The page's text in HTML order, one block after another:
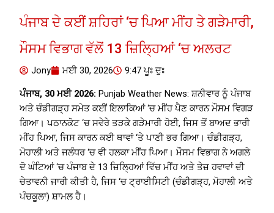
ਪੰਜਾਬ ਦੇ ਕਈਂ ਸ਼ਹਿਰਾਂ ‘ਚ ਪਿਆ ਮੀਂਹ ਤੇ ਗੜੇਮਾਰੀ,
ਮੌਸਮ ਵਿਭਾਗ ਵੱਲੋਂ 13 ਜ਼ਿਲ੍ਹਿਆਂ ‘ਚ ਅਲਰਟ
Jony ਮਈ 30, 2026 9:47 ਪੂਃ ਦੁਃ
ਪੰਜਾਬ, 30 ਮਈ 2026: Punjab Weather News: ਸ਼ਨੀਵਾਰ ਨੂੰ ਪੰਜਾਬ
ਅਤੇ ਚੰਡੀਗੜ੍ਹ ਸਮੇਤ ਕਈਂ ਇਲਾਕਿਆਂ ‘ਚ ਮੀਂਹ ਪੈਣ ਕਾਰਨ ਮੌਸਮ ਵਿਗੜ
ਗਿਆ। ਪਠਾਨਕੋਟ ‘ਚ ਸਵੇਰੇ ਤੜਕੇ ਗੜੇਮਾਰੀ ਹੋਈ, ਜਿਸ ਤੋਂ ਬਾਅਦ ਭਾਰੀ
ਮੀਂਹ ਪਿਆ, ਜਿਸ ਕਾਰਨ ਕਈ ਥਾਵਾਂ ‘ਤੇ ਪਾਣੀ ਭਰ ਗਿਆ। ਚੰਡੀਗੜ੍ਹ,
ਮੋਹਾਲੀ ਅਤੇ ਜਲੰਧਰ ‘ਚ ਵੀ ਹਲਕਾ ਮੀਂਹ ਪਿਆ। ਮੌਸਮ ਵਿਭਾਗ ਨੇ ਅਗਲੇ
ਦੋ ਘੰਟਿਆਂ ‘ਚ ਪੰਜਾਬ ਦੇ 13 ਜ਼ਿਲ੍ਹਿਆਂ ਵਿੱਚ ਮੀਂਹ ਅਤੇ ਤੇਜ਼ ਹਵਾਵਾਂ ਦੀ
ਚੇਤਾਵਨੀ ਜਾਰੀ ਕੀਤੀ ਹੈ, ਜਿਸ ‘ਚ ਟ੍ਰਾਈਸਿਟੀ (ਚੰਡੀਗੜ੍ਹ, ਮੋਹਾਲੀ ਅਤੇ
ਪੰਚਕੂਲਾ) ਸ਼ਾਮਲ ਹੈ।